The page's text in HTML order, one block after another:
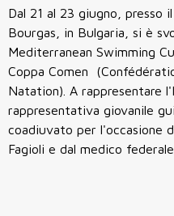
Dal 21 al 23 giugno, presso
Bourgas, in Bulgaria, si è
Mediterranean Swimming
Coppa Comen
Natation). A rappresentare
rappresentativa giovanile
coadiuvato per l'occasione
Fagioli e dal medico federale